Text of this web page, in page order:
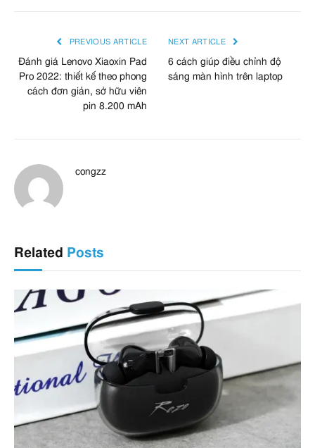
PREVIOUS ARTICLE
Đánh giá Lenovo Xiaoxin Pad
Pro 2022: thiết kế theo phong
cách đơn giản, sở hữu viên
pin 8.200 mAh
NEXT ARTICLE
6 cách giúp điều chỉnh độ
sáng màn hình trên laptop
congzz
Related Posts